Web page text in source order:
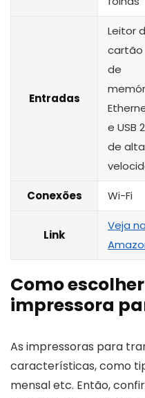
Entradas
Leitor
cartão
de
e USB
de alta
Conexões Wi-Fi
Link
Veja na
Como
impressora
As impressoras para
características, como
mensal etc. Então,